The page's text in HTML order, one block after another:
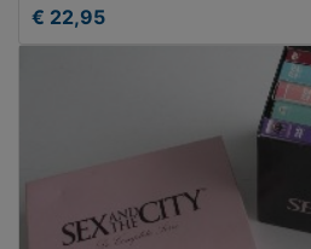
€ 22,95